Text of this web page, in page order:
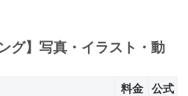
グ】写真・イラスト・動
料金
公式